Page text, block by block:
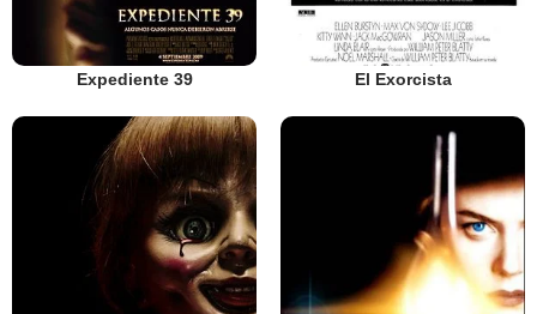
Expediente 39 El Exorcista